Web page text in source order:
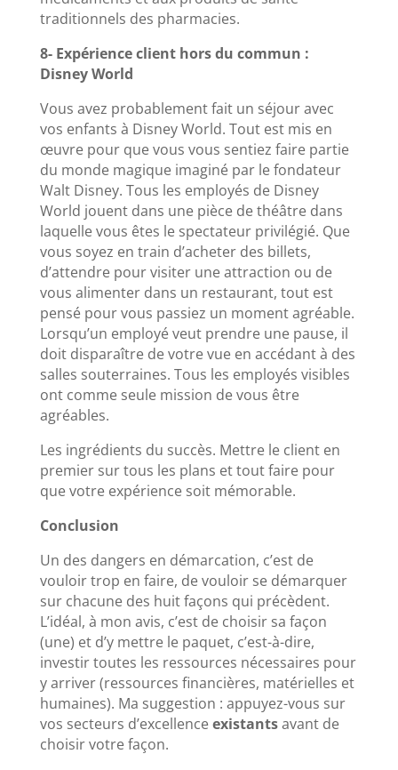
traditionnels des pharmacies.
8- Expérience client hors du commun :
Disney World
Vous avez probablement fait un séjour avec
vos enfants à Disney World. Tout est mis en
œuvre pour que vous vous sentiez faire partie
du monde magique imaginé par le fondateur
Walt Disney. Tous les employés de Disney
World jouent dans une pièce de théâtre dans
laquelle vous êtes le spectateur privilégié. Que
vous soyez en train d’acheter des billets,
d’attendre pour visiter une attraction ou de
vous alimenter dans un restaurant, tout est
pensé pour vous passiez un moment agréable.
Lorsqu’un employé veut prendre une pause, il
doit disparaître de votre vue en accédant à des
salles souterraines. Tous les employés visibles
ont comme seule mission de vous être
agréables.
Les ingrédients du succès. Mettre le client en
premier sur tous les plans et tout faire pour
que votre expérience soit mémorable.
Conclusion
Un des dangers en démarcation, c’est de
vouloir trop en faire, de vouloir se démarquer
sur chacune des huit façons qui précèdent.
L’idéal, à mon avis, c’est de choisir sa façon
(une) et d’y mettre le paquet, c’est-à-dire,
investir toutes les ressources nécessaires pour
y arriver (ressources financières, matérielles et
humaines). Ma suggestion : appuyez-vous sur
vos secteurs d’excellenceexistantsavant de
choisir votre façon.